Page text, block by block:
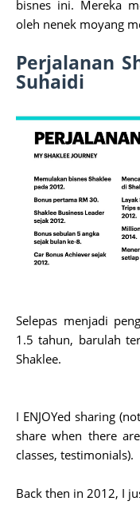
bisnes ini. Mereka
oleh nenek moyang
Perjalanan
Suhaidi
Selepas menjadi
1.5 tahun, barulah
Shaklee.
I ENJOYed sharing
share when there
classes, testimonials).
Back then in 2012, I